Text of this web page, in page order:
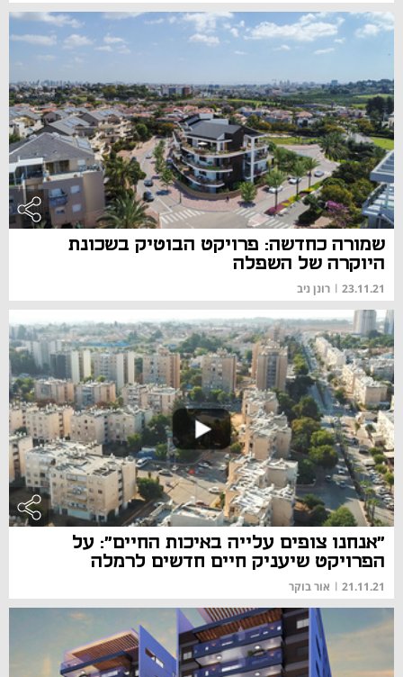
שמורה כחדשה: פרויקט הבוטיק בשכונת
היוקרה של השפלה
23.11.21
| רונן ניב
"אנחנו צופים עלייה באיכות החיים": על
הפרויקט שיעניק חיים חדשים לרמלה
21.11.21
| אור בוקר